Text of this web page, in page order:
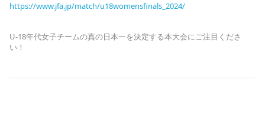
https://www.jfa.jp/match/u18womensfinals_2024/
U-18年代女子チームの真の日本一を決定する本大会にご注目くださ
い！